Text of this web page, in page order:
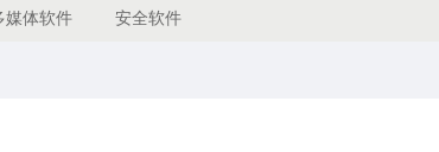
媒体软件 安全软件